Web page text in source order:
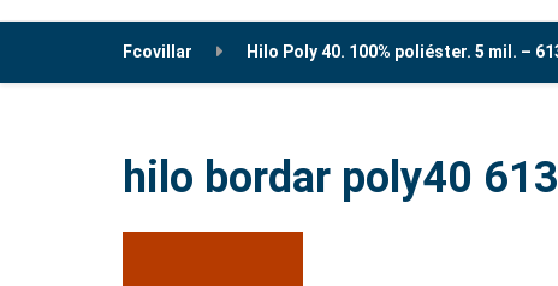
Fcovillar Hilo Poly 40. 100% poliéster. 5 mil. –
hilo bordar poly40